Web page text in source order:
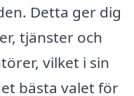
Detta ger dig
tjänster och
vilket i sin
bästa valet för